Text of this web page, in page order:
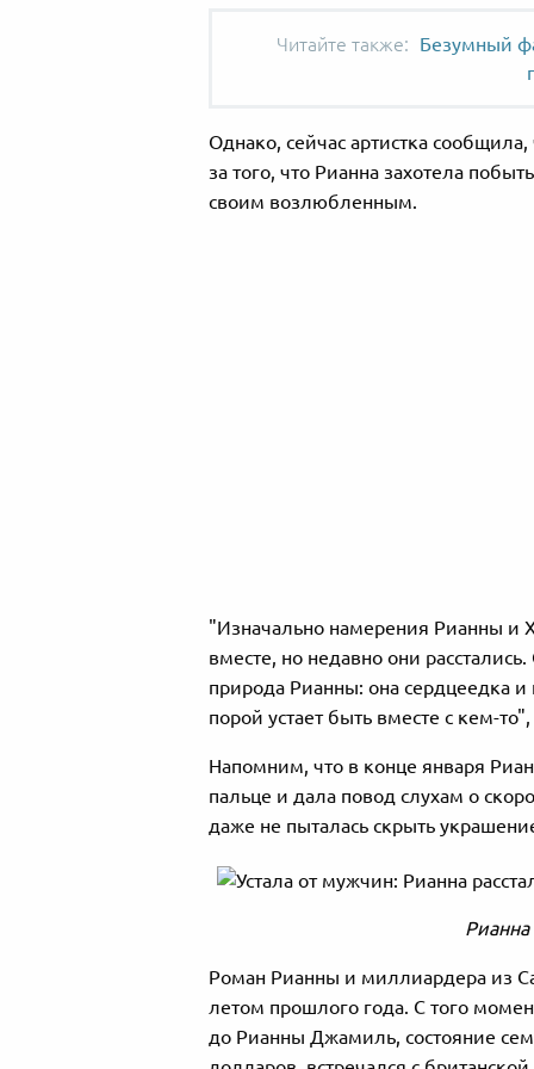
Безумный
Однако, сейчас артистка
за того, что Рианна захотела
своим возлюбленным.
"Изначально намерения Рианны
вместе, но недавно они
природа Рианны: она сердцеедка и
порой устает быть вместе с кем-
Напомним, что в конце января
пальце и дала повод слухам о
даже не пыталась скрыть
Рианна
Роман Рианны и миллиардера из
летом прошлого года. С того
до Рианны Джамиль, состояние